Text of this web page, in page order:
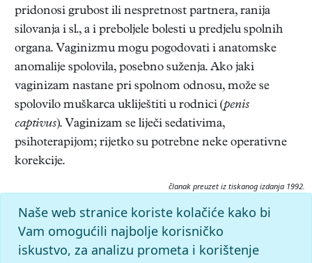
pridonosi grubost ili nespretnost partnera, ranija
silovanja i sl., a i preboljele bolesti u predjelu spolnih
organa. Vaginizmu mogu pogodovati i anatomske
anomalije spolovila, posebno suženja. Ako jaki
vaginizam nastane pri spolnom odnosu, može se
spolovilo muškarca ukliještiti u rodnici (penis
captivus). Vaginizam se liječi sedativima,
psihoterapijom; rijetko su potrebne neke operativne
korekcije.
članak preuzet iz tiskanog izdanja 1992.
Citiranje:
vaginizam.
Medicinski leksikon (1992), mrežno izdanje.
Leksikografski zavod Miroslav Krleža, 2026. Pristupljeno
8.8.2026. <https://medicinski.lzmk.hr/clanak/vaginizam>.
Naše web stranice koriste kolačiće kako bi
Vam omogućili najbolje korisničko
iskustvo, za analizu prometa i korištenje